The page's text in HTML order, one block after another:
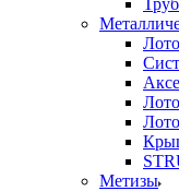
Метизы